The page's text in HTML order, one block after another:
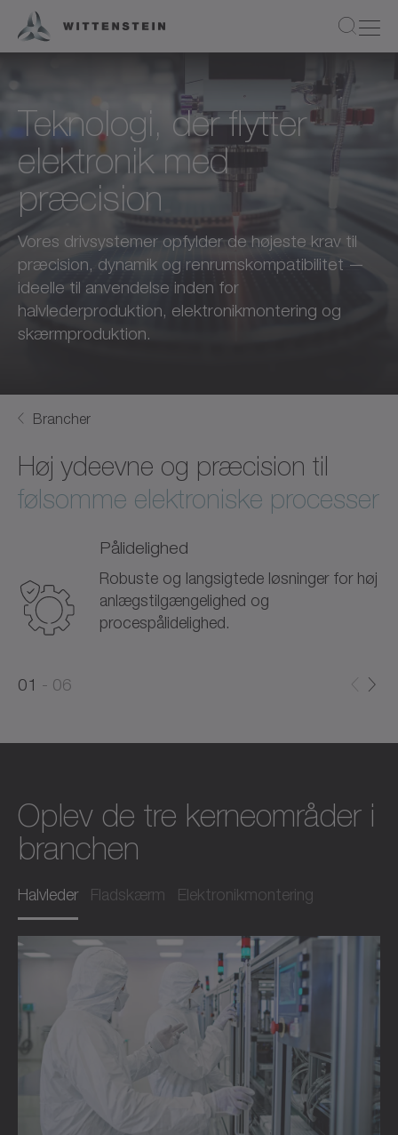
Teknologi, der flytter
elektronik med
præcision
Vores drivsystemer opfylder de højeste krav til
præcision, dynamik og renrumskompatibilitet —
ideelle til anvendelse inden for
halvlederproduktion, elektronikmontering og
skærmproduktion.
Brancher
Høj ydeevne og præcision til
følsomme elektroniske processer
Pålidelighed
Robuste og langsigtede løsninger for høj
anlægstilgængelighed og
procespålidelighed.
01
06
Oplev de tre kerneområder i
branchen
Halvleder Fladskærm Elektronikmontering